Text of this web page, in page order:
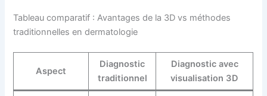
Tableau comparatif : Avantages de la 3D vs méthodes
traditionnelles en dermatologie
Aspect
Diagnostic
traditionnel
Diagnostic avec
visualisation 3D